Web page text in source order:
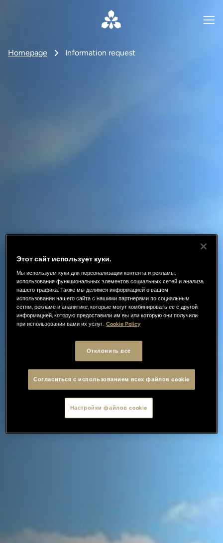
Homepage Information request
Этот сайт использует куки.
Мы используем куки для персонализации контента и рекламы,
использования функциональных элементов социальных сетей и анализа
нашего трафика. Также мы делимся информацией о вашем
использовании нашего сайта с нашими партнерами по социальным
сетям, рекламе и аналитике, которые могут комбинировать ее с другой
информацией, которую предоставили им вы или которую они получили
при использовании вами их услуг. Cookie Policy
Отклонить все
Согласиться с использованием всех файлов cookie
Настройки файлов cookie